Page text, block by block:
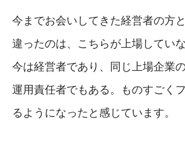
今までお会いしてきた経営者の方
違ったのは、こちらが上場してい
今は経営者であり、同じ上場企業
運用責任者でもある。ものすごく
るようになったと感じています。